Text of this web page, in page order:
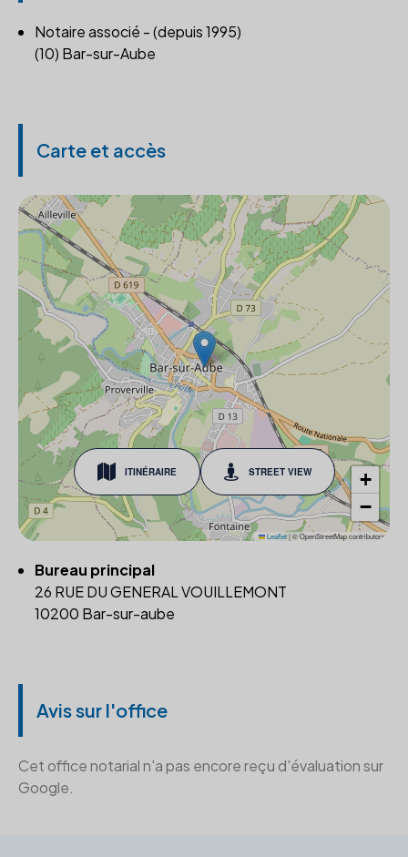
Notaire associé - (depuis 1995)
(10) Bar-sur-Aube
Carte et accès
ITINÉRAIRE STREET VIEW
+
−
Leaflet|© OpenStreetMap contributors
Bureau principal
26 RUE DU GENERAL VOUILLEMONT
10200 Bar-sur-aube
Avis sur l'office
Cet office notarial n'a pas encore reçu d'évaluation sur
Google.